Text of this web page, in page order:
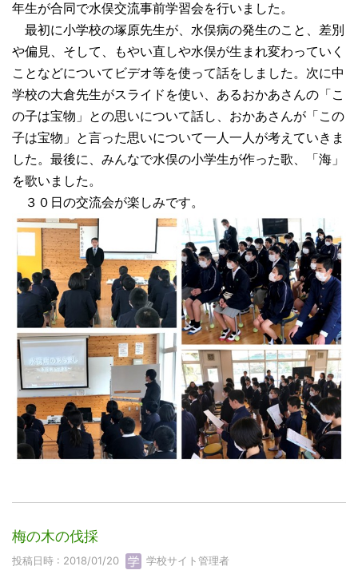
年生が合同で水俣交流事前学習会を行いました。
最初に小学校の塚原先生が、水俣病の発生のこと、差別
や偏見、そして、もやい直しや水俣が生まれ変わっていく
ことなどについてビデオ等を使って話をしました。次に中
学校の大倉先生がスライドを使い、あるおかあさんの「こ
の子は宝物」との思いについて話し、おかあさんが「この
子は宝物」と言った思いについて一人一人が考えていきま
した。最後に、みんなで水俣の小学生が作った歌、「海」
を歌いました。
３０日の交流会が楽しみです。
梅の木の伐採
投稿日時 : 2018/01/20 学校サイト管理者